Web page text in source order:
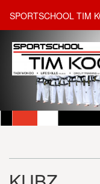
SPORTSCHOOL TIM
HOME
INFORMATIE
LESAANBOD
ROOSTER
KINDERFEESTJES
WEBSHOP